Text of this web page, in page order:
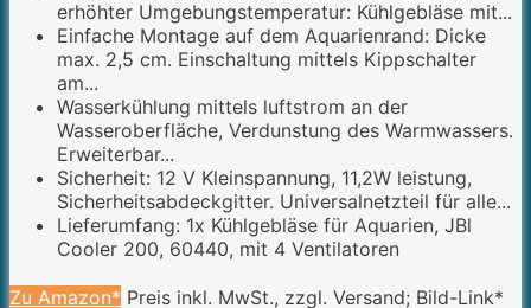
erhöhter Umgebungstemperatur: Kühlgebläse mit...
Einfache Montage auf dem Aquarienrand: Dicke
max. 2,5 cm. Einschaltung mittels Kippschalter
am...
Wasserkühlung mittels luftstrom an der
Wasseroberfläche, Verdunstung des Warmwassers.
Erweiterbar...
Sicherheit: 12 V Kleinspannung, 11,2W leistung,
Sicherheitsabdeckgitter. Universalnetzteil für alle...
Lieferumfang: 1x Kühlgebläse für Aquarien, JBl
Cooler 200, 60440, mit 4 Ventilatoren
Zu Amazon* Preis inkl. MwSt., zzgl. Versand; Bild-Link*